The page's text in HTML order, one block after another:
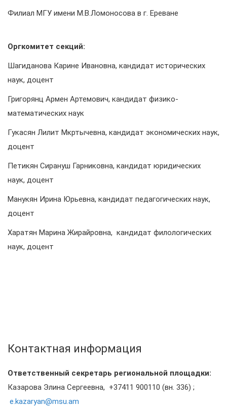
Филиал МГУ имени М.В.Ломоносова в г. Ереванe
Оргкомитет секций:
Шагиданова Карине Ивановна, кандидат исторических
наук, доцент
Григорянц Армен Артемович, кандидат физико-
математических наук
Гукасян Лилит Мкртычевна, кандидат экономических наук,
доцент
Петикян Сирануш Гарниковна, кандидат юридических
наук, доцент
Манукян Ирина Юрьевна, кандидат педагогических наук,
доцент
Харатян Марина Жирайровна, кандидат филологических
наук, доцент
Контактная информация
Ответственный секретарь региональной площадки:
Казарова Элина Сергеевна, +37411 900110 (вн. 336) ;
e.kazaryan@msu.am